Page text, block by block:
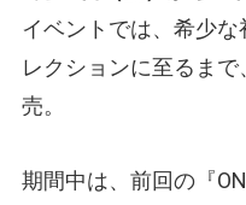
イベントでは、希少
レクションに至るま
売。
期間中は、前回の『ON